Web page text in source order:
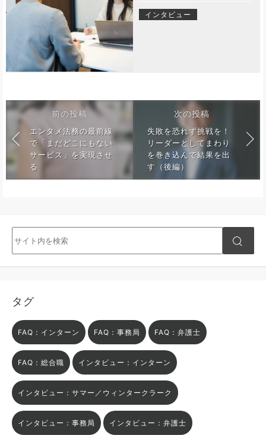
インタビュー
前の投稿
エンタメ法務の最前線
で「まだどこにもない
サービス」を実現させ
る
次の投稿
失敗を恐れず挑戦を！
リーダーとしてまわり
を巻き込んで結果を出
す（後編）
タグ
FAQ：インターン FAQ：事務局 FAQ：弁護士
FAQ：総合職 インタビュー：インターン
インタビュー：サマー／ウィンタークラーク
インタビュー：事務局 インタビュー：弁護士